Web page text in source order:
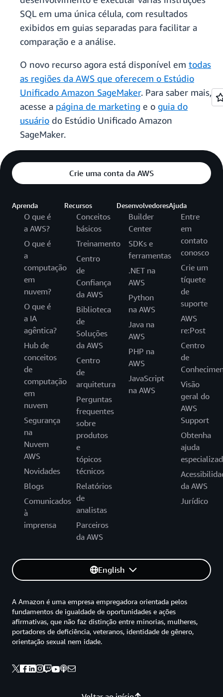
SQL em uma única célula, com resultados
exibidos em guias separadas para facilitar a
comparação e a análise.
O novo recurso agora está disponível em todas
as regiões da AWS que oferecem o Estúdio
Unificado Amazon SageMaker. Para saber mais,
acesse a página de marketing e o guia do
usuário do Estúdio Unificado Amazon
SageMaker.
Crie uma conta da AWS
Aprenda
O que é
a AWS?
O que é
a
computação
em
nuvem?
O que é
a IA
agêntica?
Hub de
conceitos
de
computação
em
nuvem
Segurança
na
Nuvem
AWS
Novidades
Blogs
Comunicados
à
imprensa
Recursos
Conceitos
básicos
Treinamento
Centro
de
Confiança
da AWS
Biblioteca
de
Soluções
da AWS
Centro
de
arquitetura
Perguntas
frequentes
sobre
produtos
e
tópicos
técnicos
Relatórios
de
analistas
Parceiros
da AWS
Desenvolvedores
Builder
Center
SDKs e
ferramentas
.NET na
AWS
Python
na AWS
Java na
AWS
PHP na
AWS
JavaScript
na AWS
Ajuda
Entre
em
contato
conosco
Crie um
tíquete
de
suporte
AWS
re:Post
Centro
de
Visão
geral do
AWS
Support
Obtenha
ajuda
da AWS
Jurídico
English
A Amazon é uma empresa empregadora orientada pelos
fundamentos de igualdade de oportunidades e ações
afirmativas, que não faz distinção entre minorias, mulheres,
portadores de deficiência, veteranos, identidade de gênero,
orientação sexual nem idade.